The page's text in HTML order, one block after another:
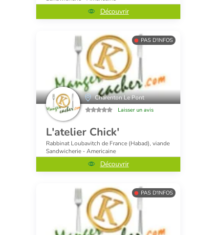
Découvrir
PAS D'INFOS
Charenton Le Pont
Laisser un avis
L'atelier Chick'
Rabbinat Loubavitch de France (Habad), viande
Sandwicherie - Americaine
Découvrir
PAS D'INFOS